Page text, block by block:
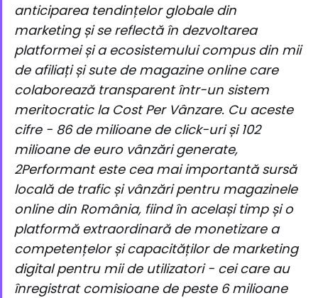
anticiparea tendințelor globale din
marketing și se reflectă în dezvoltarea
platformei și a ecosistemului compus din mii
de afiliați și sute de magazine online care
colaborează transparent într-un sistem
meritocratic la Cost Per Vânzare. Cu aceste
cifre - 86 de milioane de click-uri și 102
milioane de euro vânzări generate,
2Performant este cea mai importantă sursă
locală de trafic și vânzări pentru magazinele
online din România, fiind în același timp și o
platformă extraordinară de monetizare a
competențelor și capacităților de marketing
digital pentru mii de utilizatori - cei care au
înregistrat comisioane de peste 6 milioane